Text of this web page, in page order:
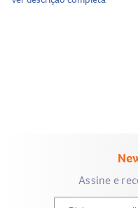
permanecendo por horas
Especificações:Assine e